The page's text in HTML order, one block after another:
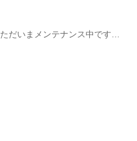
ただいまメンテナンス中です…